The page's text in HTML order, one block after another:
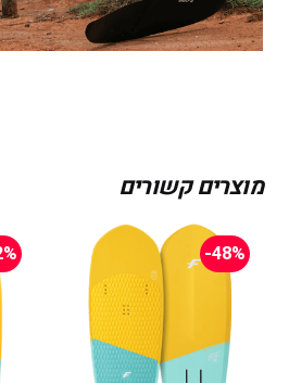
מוצרים קשורים
-48%